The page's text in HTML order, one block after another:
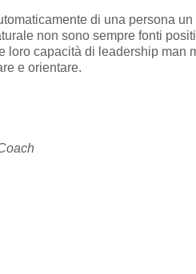
di una persona
non sono sempre fonti
capacità di leadership man
e orientare.